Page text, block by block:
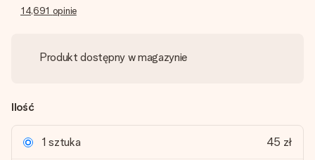
14,691 opinie
Produkt dostępny w magazynie
Ilość
1 sztuka 45 zł